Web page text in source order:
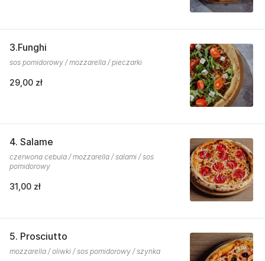
3.Funghi
sos pomidorowy / mozzarella / pieczarki
29,00 zł
4. Salame
czerwona cebula / mozzarella / salami / sos
pomidorowy
31,00 zł
5. Prosciutto
mozzarella / oliwki / sos pomidorowy / szynka